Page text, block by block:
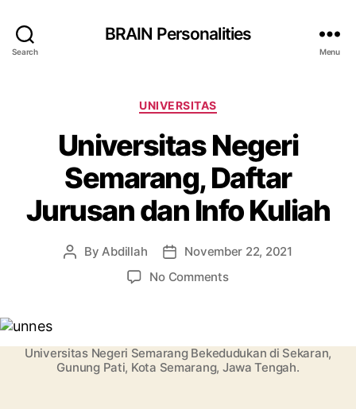
Search
BRAIN Personalities
Menu
Categories
UNIVERSITAS
Universitas Negeri
Semarang, Daftar
Jurusan dan Info Kuliah
Post
By Abdillah
Post
date
November 22, 2021
No Commentson
Daftar
Jurusan
Universitas Negeri Semarang Bekedudukan di Sekaran,
Gunung Pati, Kota Semarang, Jawa Tengah.